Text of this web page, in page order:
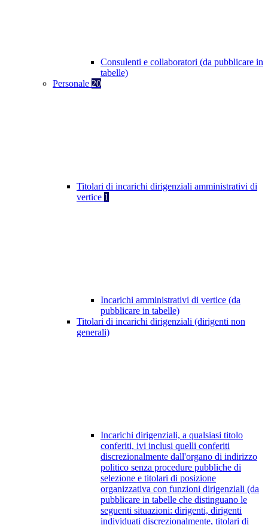
Consulenti e collaboratori (da pubblicare in
tabelle)
Personale 20
Titolari di incarichi dirigenziali amministrativi di
vertice 1
Incarichi amministrativi di vertice (da
pubblicare in tabelle)
Titolari di incarichi dirigenziali (dirigenti non
generali)
Incarichi dirigenziali, a qualsiasi titolo
conferiti, ivi inclusi quelli conferiti
discrezionalmente dall'organo di indirizzo
politico senza procedure pubbliche di
selezione e titolari di posizione
organizzativa con funzioni dirigenziali (da
pubblicare in tabelle che distinguano le
seguenti situazioni: dirigenti, dirigenti
individuati discrezionalmente, titolari di